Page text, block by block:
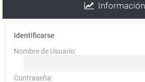
Información
Identificarse
Nombre de Usuario:
Contraseña: